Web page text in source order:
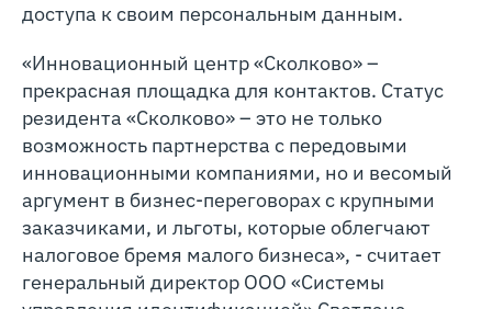
доступа к своим персональным данным.
«Инновационный центр «Сколково» –
прекрасная площадка для контактов. Статус
резидента «Сколково» – это не только
возможность партнерства с передовыми
инновационными компаниями, но и весомый
аргумент в бизнес-переговорах с крупными
заказчиками, и льготы, которые облегчают
налоговое бремя малого бизнеса», - считает
генеральный директор ООО «Системы